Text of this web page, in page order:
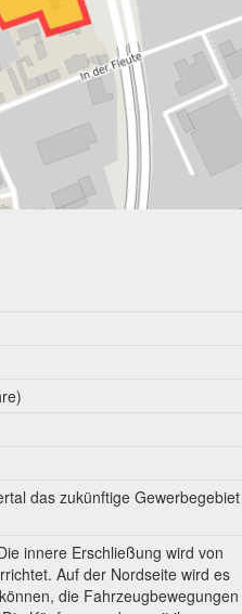
das zukünftige Gewerbegebiet
innere Erschließung wird von
Auf der Nordseite wird es
die Fahrzeugbewegungen